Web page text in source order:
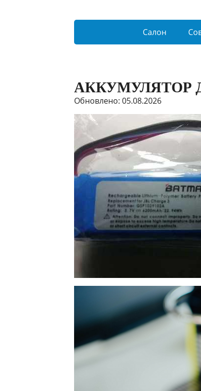
Салон
АККУМУЛЯТОР
Обновлено: 05.08.2026